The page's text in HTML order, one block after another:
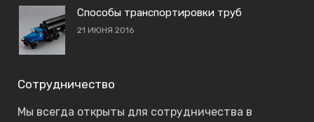
Способы транспортировки труб
21 ИЮНЯ 2016
Сотрудничество
Мы всегда открыты для сотрудничества в